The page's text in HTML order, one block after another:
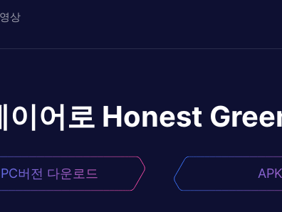
상
이어로 Honest
PC버전 다운로드 APK